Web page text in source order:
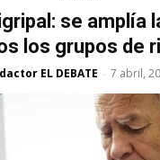
se amplía
los grupos de
EL DEBATE - 7 abril,